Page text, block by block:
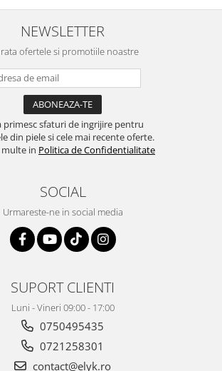
NEWSLETTER
ofertele si promotiile noastre
primesc sfaturi de ingrijire pentru
din piele si cele mai recente oferte.
in Politica de Confidentialitate
SOCIAL
Urmareste-ne in social media
SUPORT CLIENTI
Luni - Vineri 09:00 - 17:00
0750495435
0721258301
contact@elyk.ro